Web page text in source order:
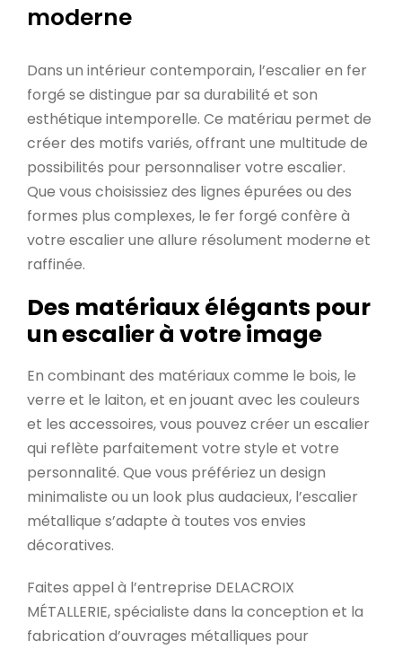
moderne
Dans un intérieur contemporain, l’escalier en fer
forgé se distingue par sa durabilité et son
esthétique intemporelle. Ce matériau permet de
créer des motifs variés, offrant une multitude de
possibilités pour personnaliser votre escalier.
Que vous choisissiez des lignes épurées ou des
formes plus complexes, le fer forgé confère à
votre escalier une allure résolument moderne et
raffinée.
Des matériaux élégants pour
un escalier à votre image
En combinant des matériaux comme le bois, le
verre et le laiton, et en jouant avec les couleurs
et les accessoires, vous pouvez créer un escalier
qui reflète parfaitement votre style et votre
personnalité. Que vous préfériez un design
minimaliste ou un look plus audacieux, l’escalier
métallique s’adapte à toutes vos envies
décoratives.
Faites appel à l’entreprise DELACROIX
MÉTALLERIE, spécialiste dans la conception et la
fabrication d’ouvrages métalliques pour